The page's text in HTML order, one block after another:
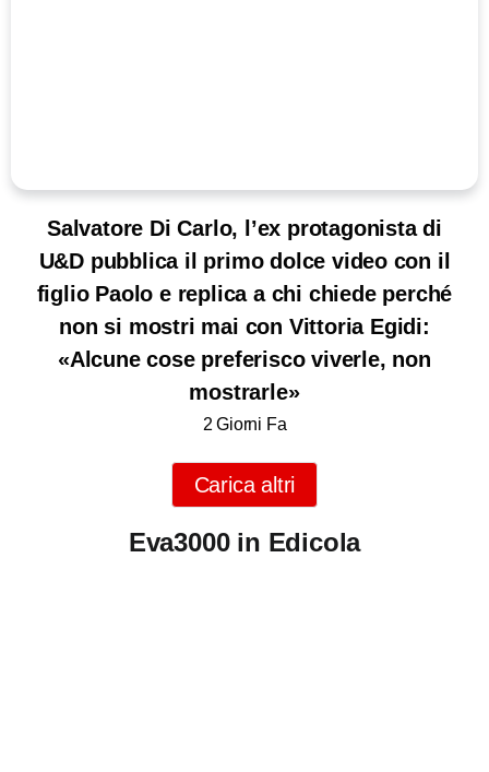
Salvatore Di Carlo, l’ex protagonista di
U&D pubblica il primo dolce video con il
figlio Paolo e replica a chi chiede perché
non si mostri mai con Vittoria Egidi:
«Alcune cose preferisco viverle, non
mostrarle»
2 Giorni Fa
Carica altri
Eva3000 in Edicola